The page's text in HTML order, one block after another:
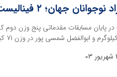
جهان؛ ۲ فینالیست ایران در ۵ وزن دوم
پایان مسابقات مقدماتی پنج وزن دوم